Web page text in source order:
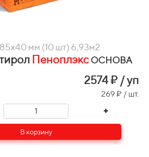
мм (10 шт) 6,93м2
Пеноплэкс ОСНОВА
2574₽ / уп
269 ₽ / шт.
В корзину